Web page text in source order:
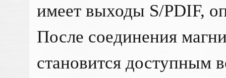
имеет выходы S/PDIF,
После соединения
становится доступным